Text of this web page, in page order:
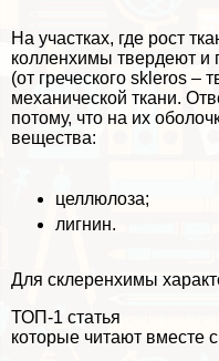
На участках, где рост
колленхимы твердеют и
(от греческого skleros –
механической ткани.
потому, что на их
вещества:
целлюлоза;
лигнин.
Для склеренхимы
ТОП-1 статья
которые читают вместе с